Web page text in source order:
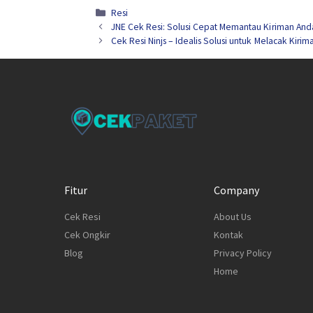
Kategori
Resi
JNE Cek Resi: Solusi Cepat Memantau Kiriman
Cek Resi Ninjs – Idealis Solusi untuk Melacak
Fitur
Cek Resi
Cek Ongkir
Blog
Company
About Us
Kontak
Privacy Policy
Home